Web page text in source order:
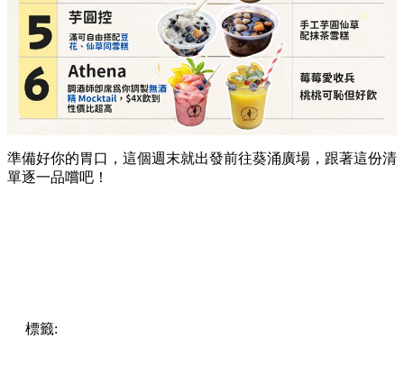
準備好你的胃口，這個週末就出發前往葵涌廣場，跟著這份清
單逐一品嚐吧！
標籤: